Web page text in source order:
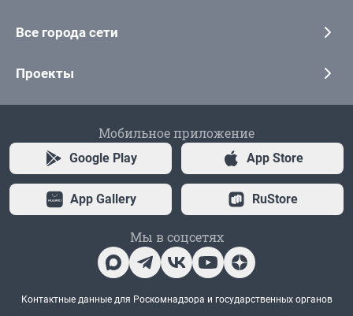
Все города сети
Проекты
Мобильное приложение
Google Play App Store
App Gallery RuStore
Мы в соцсетях
Контактные данные для Роскомнадзора и государственных органов